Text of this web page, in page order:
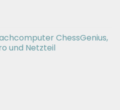
ChessGenius,
und Netzteil